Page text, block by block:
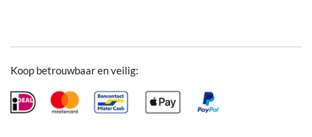
Koop betrouwbaar en veilig: